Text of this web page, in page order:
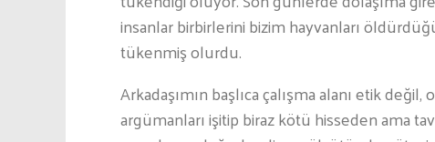
insanlar birbirlerini bizim hayvanları
tükenmiş olurdu.
Arkadaşımın başlıca çalışma alanı etik
argümanları işitip biraz kötü hisseden ama